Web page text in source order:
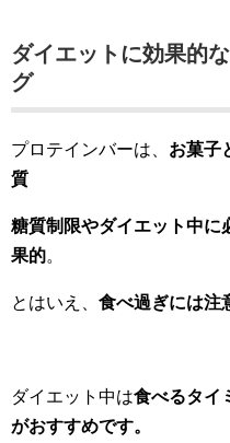
ダイエットに効果的
グ
プロテインバーは、 お菓子
質
糖質制限やダイエット中に
果的。
とはいえ、 食べ過ぎには注
ダイエット中は食べるタイ
がおすすめです。